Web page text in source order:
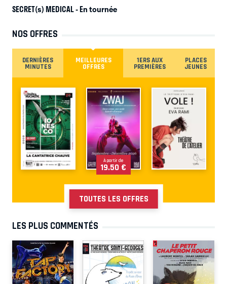
SECRET(s) MEDICAL- En tournée
NOS OFFRES
DERNIÈRES
MINUTES
MEILLEURES
OFFRES
1ERS AUX
PREMIÈRES
PLACES
JEUNES
À partir de
19.50 €
TOUTES LES OFFRES
LES PLUS COMMENTÉS